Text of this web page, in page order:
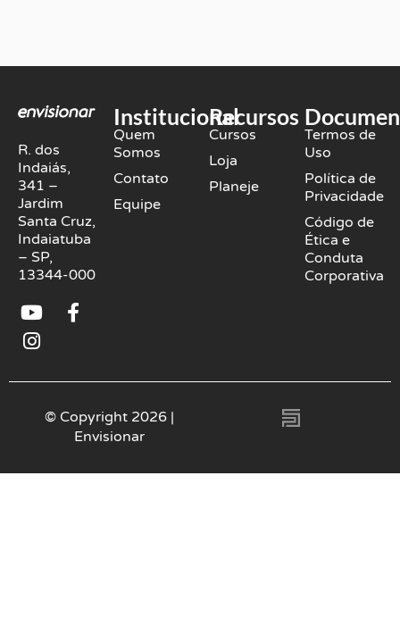
R. dos
Indaiás,
341 –
Jardim
Santa Cruz,
Indaiatuba
– SP,
13344-000
Y
o
t
F
e
o
o
-
I
n
t
m
Institucional
Quem
Somos
Contato
Equipe
Recursos
Cursos
Loja
Planeje
Termos de
Uso
Política de
Privacidade
Código de
Ética e
Conduta
Corporativa
© Copyright 2026 |
Envisionar